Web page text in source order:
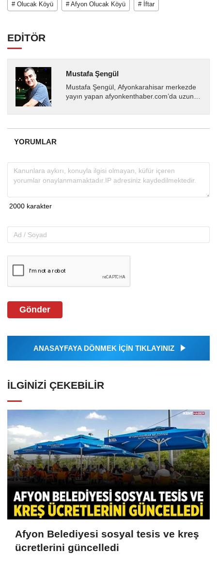
# Olucak Köyü # Afyon Olucak Köyü # İftar
EDİTÖR
Mustafa Şengül
Mustafa Şengül, Afyonkarahisar merkezde
yayın yapan afyonkenthaber.com’da uzun
almakta, haber akışı...
YORUMLAR
Gönder
ANASAYFAYA DÖNMEK İÇİN TIKLAYINIZ
İLGINIZI ÇEKEBILIR
Afyon Belediyesi sosyal tesis ve kreş
ücretlerini güncelledi